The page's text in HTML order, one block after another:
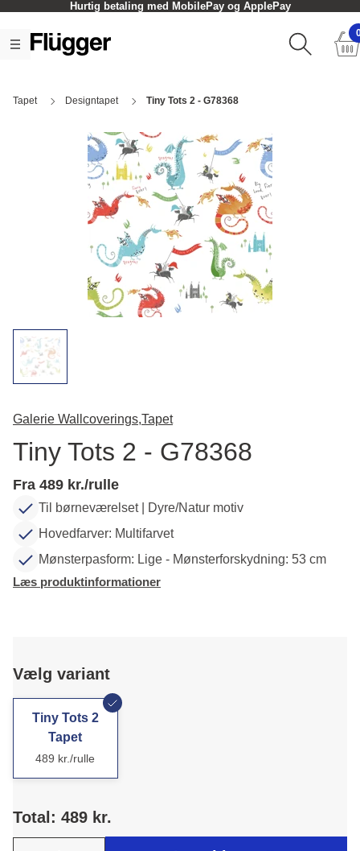
Hurtig betaling med MobilePay og ApplePay
Tapet Designtapet Tiny Tots 2 - G78368
Galerie Wallcoverings,Tapet
Tiny Tots 2 - G78368
Fra 489 kr./rulle
Til børneværelset | Dyre/Natur motiv
Hovedfarver: Multifarvet
Mønsterpasform: Lige - Mønsterforskydning: 53 cm
Læs produktinformationer
Vælg variant
Tiny Tots 2
Tapet
489 kr./rulle
Total: 489 kr.